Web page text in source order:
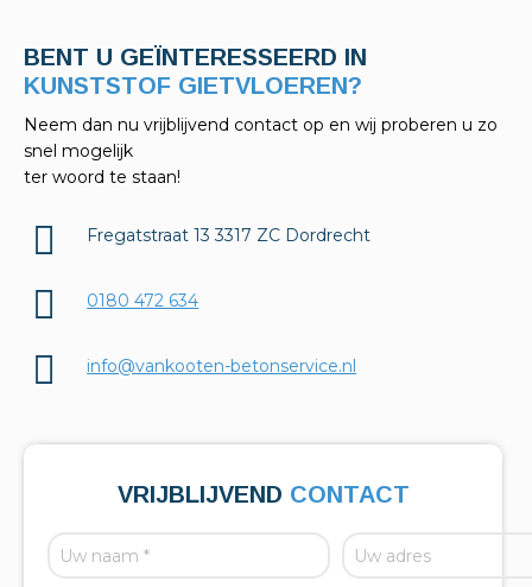
BENT U GEÏNTERESSEERD IN
KELDERAFDICHTINGEN?
Neem dan nu vrijblijvend contact op en wij proberen u zo
snel mogelijk
ter woord te staan!
Fregatstraat 13 3317 ZC Dordrecht
0180 472 634
info@vankooten-betonservice.nl
VRIJBLIJVEND CONTACT